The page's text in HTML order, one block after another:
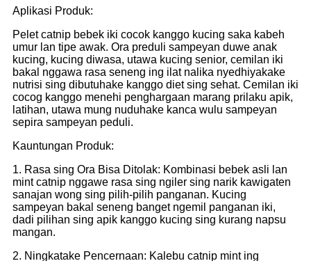
Aplikasi Produk:
Pelet catnip bebek iki cocok kanggo kucing saka kabeh
umur lan tipe awak. Ora preduli sampeyan duwe anak
kucing, kucing diwasa, utawa kucing senior, cemilan iki
bakal nggawa rasa seneng ing ilat nalika nyedhiyakake
nutrisi sing dibutuhake kanggo diet sing sehat. Cemilan iki
cocog kanggo menehi penghargaan marang prilaku apik,
latihan, utawa mung nuduhake kanca wulu sampeyan
sepira sampeyan peduli.
Kauntungan Produk:
1. Rasa sing Ora Bisa Ditolak: Kombinasi bebek asli lan
mint catnip nggawe rasa sing ngiler sing narik kawigaten
sanajan wong sing pilih-pilih panganan. Kucing
sampeyan bakal seneng banget ngemil panganan iki,
dadi pilihan sing apik kanggo kucing sing kurang napsu
mangan.
2. Ningkatake Pencernaan: Kalebu catnip mint ing